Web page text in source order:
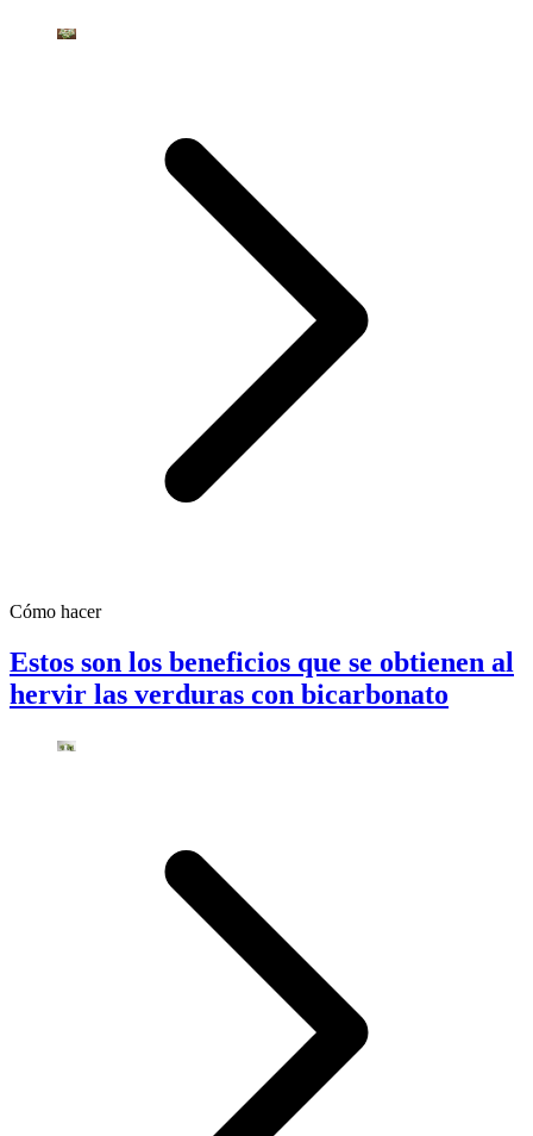
Cómo hacer
Estos son los beneficios que se obtienen al
hervir las verduras con bicarbonato